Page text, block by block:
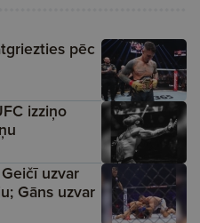
pēc
izziņo
uzvar
Gāns uzvar